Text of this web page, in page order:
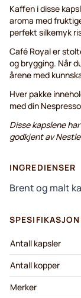
Kaffen i disse
aroma med
perfekt silkemyk
Café Royal er
og brygging. Når
årene med
Hver pakke
med din
Disse kapslene
godkjent av
INGREDIENSER
Brent og malt
Antall kapsler
Antall kopper
Merker